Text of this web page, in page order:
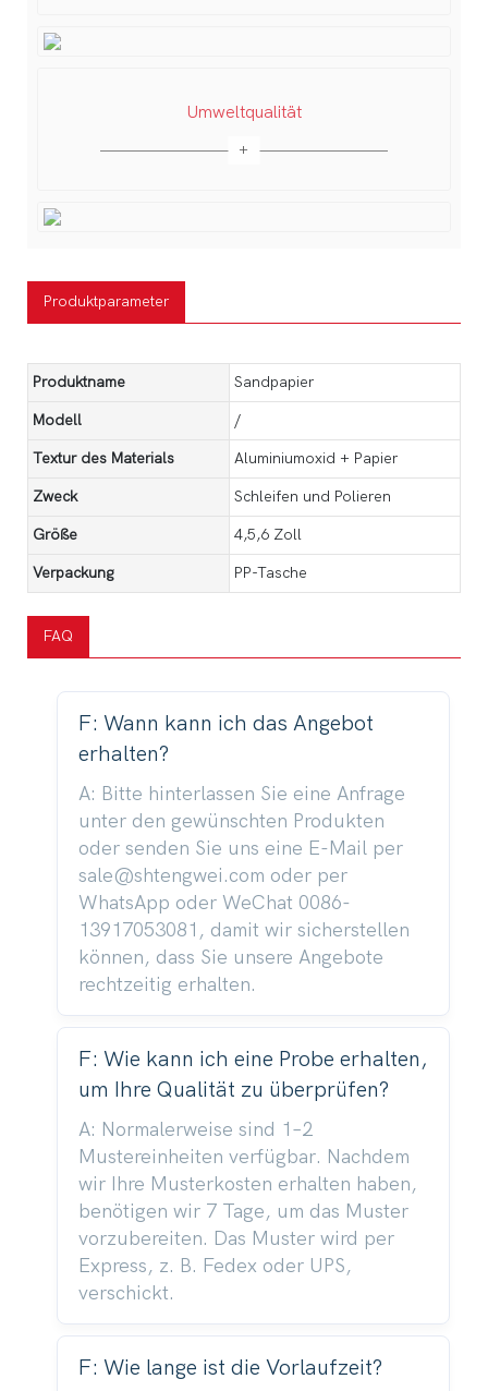
Umweltqualität
Produktparameter
Produktname Sandpapier
Modell /
Textur des Materials Aluminiumoxid + Papier
Zweck Schleifen und Polieren
Größe 4,5,6 Zoll
Verpackung PP-Tasche
FAQ
F: Wann kann ich das Angebot
erhalten?
A: Bitte hinterlassen Sie eine Anfrage
unter den gewünschten Produkten
oder senden Sie uns eine E-Mail per
sale@shtengwei.com oder per
WhatsApp oder WeChat 0086-
13917053081, damit wir sicherstellen
können, dass Sie unsere Angebote
rechtzeitig erhalten.
F: Wie kann ich eine Probe erhalten,
um Ihre Qualität zu überprüfen?
A: Normalerweise sind 1–2
Mustereinheiten verfügbar. Nachdem
wir Ihre Musterkosten erhalten haben,
benötigen wir 7 Tage, um das Muster
vorzubereiten. Das Muster wird per
Express, z. B. Fedex oder UPS,
verschickt.
F: Wie lange ist die Vorlaufzeit?